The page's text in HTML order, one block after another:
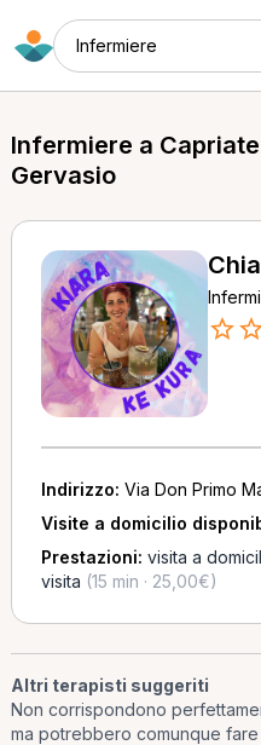
Infermiere
Infermiere a
Gervasio
Indirizzo: Via Don Primo
Visite a domicilio
Prestazioni: visita a
visita (15 min · 25,00€)
Altri terapisti suggeriti
Non corrispondono
ma potrebbero comunque fare